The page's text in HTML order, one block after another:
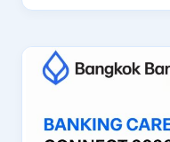
โจ้
เปิด
รับ
สมัคร
ปริญญา
ตรี